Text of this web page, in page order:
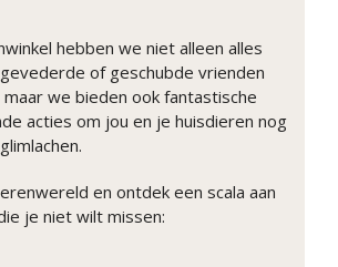
hebben we niet alleen alles
of geschubde vrienden
we bieden ook fantastische
acties om jou en je huisdieren nog
en ontdek een scala aan
je niet wilt missen: